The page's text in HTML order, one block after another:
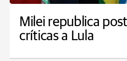
Milei republica
críticas a Lula